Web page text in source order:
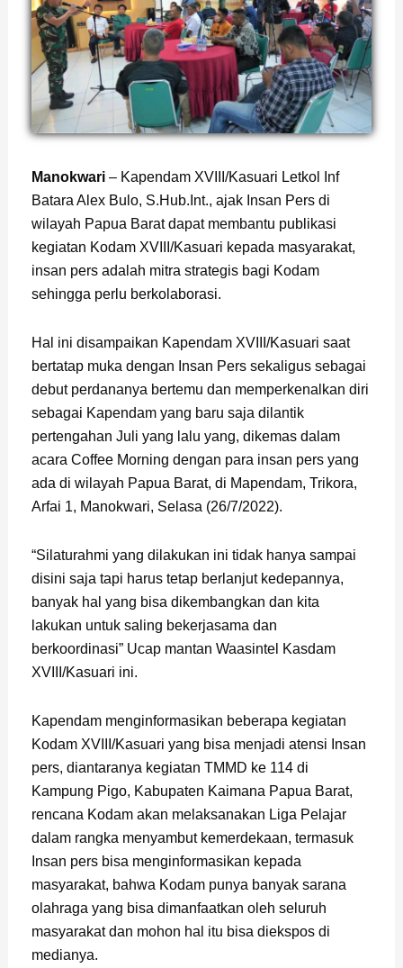
Manokwari– Kapendam XVIII/Kasuari Letkol Inf
Batara Alex Bulo, S.Hub.Int., ajak Insan Pers di
wilayah Papua Barat dapat membantu publikasi
kegiatan Kodam XVIII/Kasuari kepada masyarakat,
insan pers adalah mitra strategis bagi Kodam
sehingga perlu berkolaborasi.
Hal ini disampaikan Kapendam XVIII/Kasuari saat
bertatap muka dengan Insan Pers sekaligus sebagai
debut perdananya bertemu dan memperkenalkan diri
sebagai Kapendam yang baru saja dilantik
pertengahan Juli yang lalu yang, dikemas dalam
acara Coffee Morning dengan para insan pers yang
ada di wilayah Papua Barat, di Mapendam, Trikora,
Arfai 1, Manokwari, Selasa (26/7/2022).
“Silaturahmi yang dilakukan ini tidak hanya sampai
disini saja tapi harus tetap berlanjut kedepannya,
banyak hal yang bisa dikembangkan dan kita
lakukan untuk saling bekerjasama dan
berkoordinasi” Ucap mantan Waasintel Kasdam
XVIII/Kasuari ini.
Kapendam menginformasikan beberapa kegiatan
Kodam XVIII/Kasuari yang bisa menjadi atensi Insan
pers, diantaranya kegiatan TMMD ke 114 di
Kampung Pigo, Kabupaten Kaimana Papua Barat,
rencana Kodam akan melaksanakan Liga Pelajar
dalam rangka menyambut kemerdekaan, termasuk
Insan pers bisa menginformasikan kepada
masyarakat, bahwa Kodam punya banyak sarana
olahraga yang bisa dimanfaatkan oleh seluruh
masyarakat dan mohon hal itu bisa diekspos di
medianya.